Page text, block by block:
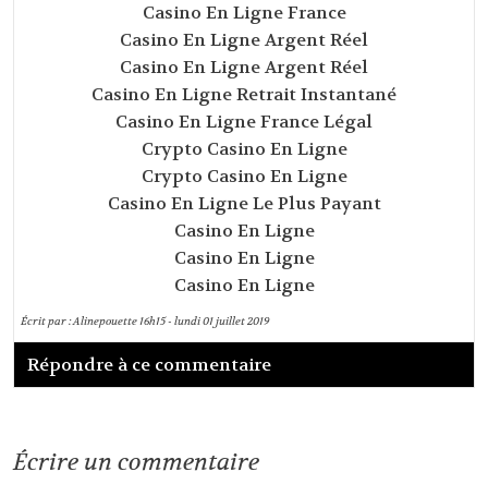
Casino En Ligne France
Casino En Ligne Argent Réel
Casino En Ligne Argent Réel
Casino En Ligne Retrait Instantané
Casino En Ligne France Légal
Crypto Casino En Ligne
Crypto Casino En Ligne
Casino En Ligne Le Plus Payant
Casino En Ligne
Casino En Ligne
Casino En Ligne
Écrit par :Alinepouette16h15-lundi 01juillet 2019
Répondre à ce commentaire
Écrire un commentaire